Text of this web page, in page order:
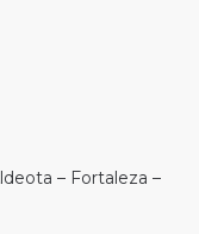
– Fortaleza –